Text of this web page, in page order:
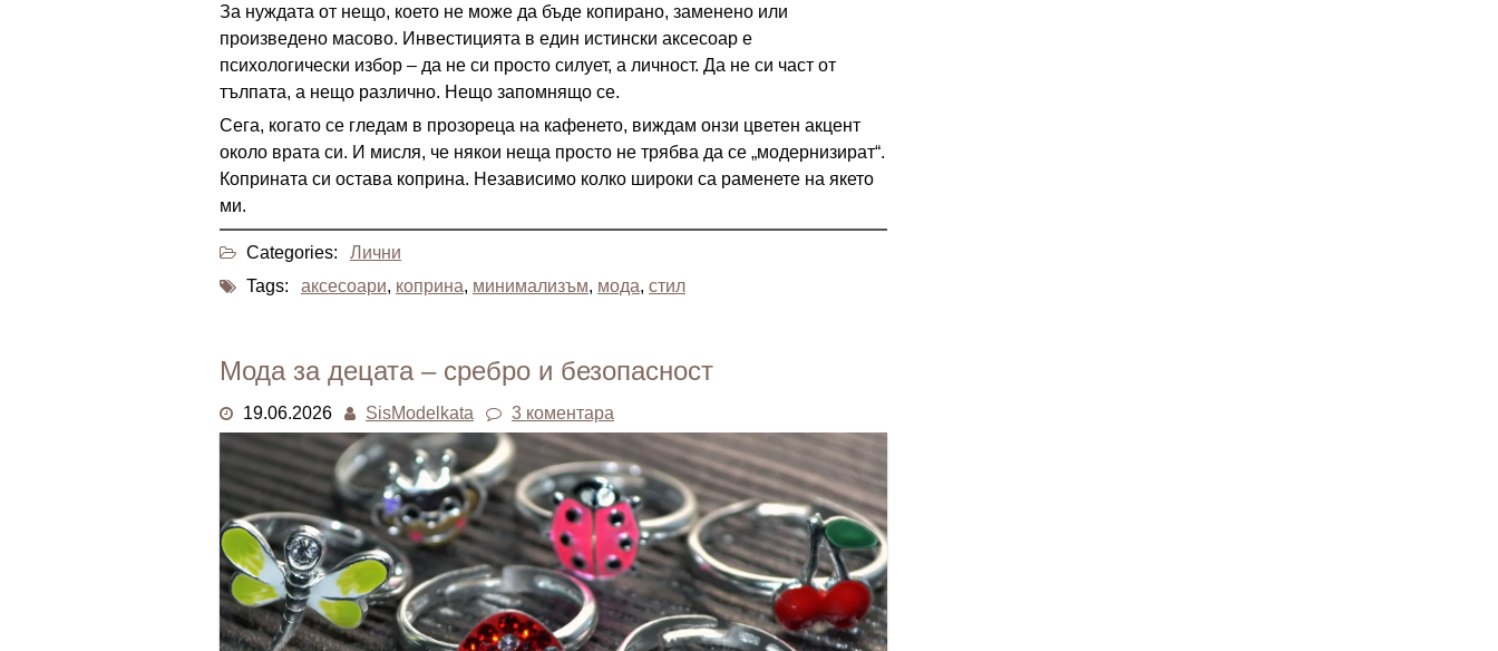
За нуждата от нещо, което не може да бъде копирано, заменено или
произведено масово. Инвестицията в един истински аксесоар е
психологически избор – да не си просто силует, а личност. Да не си част от
тълпата, а нещо различно. Нещо запомнящо се.
Сега, когато се гледам в прозореца на кафенето, виждам онзи цветен акцент
около врата си. И мисля, че някои неща просто не трябва да се „модернизират“.
Коприната си остава коприна. Независимо колко широки са раменете на якето
ми.
Categories:
Лични
Tags:
аксесоари, коприна, минимализъм, мода, стил
Мода за децата – сребро и безопасност
19.06.2026 SisModelkata 3 коментара